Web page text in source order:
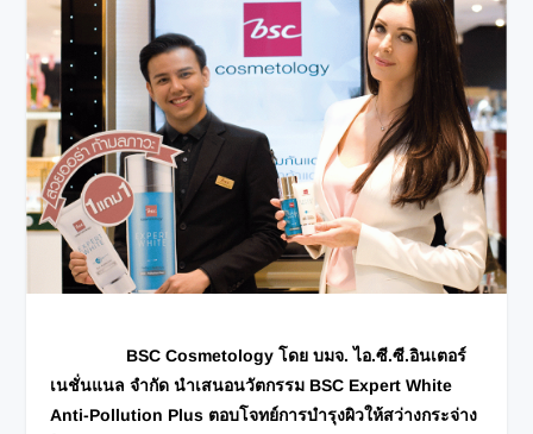
BSC Cosmetology โดย บมจ. ไอ.ซี.ซี.อินเตอร์
เนชั่นแนล จำกัด นำเสนอนวัตกรรม BSC Expert White
Anti-Pollution Plus ตอบโจทย์การบำรุงผิวให้สว่างกระจ่าง